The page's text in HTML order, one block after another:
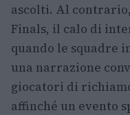
ascolti. Al
Finals, il calo di
quando le squadre
una narrazione
giocatori di
affinché un evento